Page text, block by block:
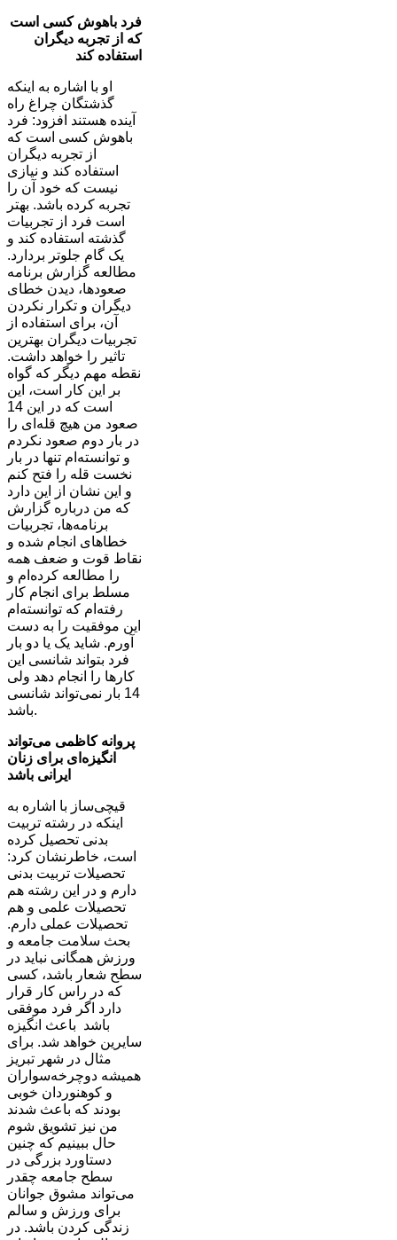
فرد باهوش کسی است
که از تجربه دیگران
استفاده کند
او با اشاره به اینکه
گذشتگان چراغ راه
آینده هستند افزود: فرد
باهوش کسی است که
از تجربه دیگران
استفاده کند و نیازی
نیست که خود آن را
تجربه کرده باشد. بهتر
است فرد از تجربیات
گذشته استفاده کند و
یک گام جلوتر بردارد.
مطالعه گزارش برنامه
صعودها، دیدن خطای
دیگران و تکرار نکردن
آن، برای استفاده از
تجربیات دیگران بهترین
تاثیر را خواهد داشت.
نقطه مهم دیگر که گواه
بر این کار است، این
است که در این 14
صعود من هیچ قله‌ای را
در بار دوم صعود نکردم
و توانسته‌ام تنها در بار
نخست قله را فتح کنم
و این نشان از این دارد
که من درباره گزارش
برنامه‌ها، تجربیات
خطاهای انجام شده و
نقاط قوت و ضعف همه
را مطالعه کرده‌ام و
مسلط برای انجام کار
رفته‌ام که توانسته‌ام
این موفقیت را به دست
آورم. شاید یک یا دو بار
فرد بتواند شانسی این
کارها را انجام دهد ولی
14 بار نمی‌تواند شانسی
باشد.
پروانه کاظمی می‌تواند
انگیزه‌ای برای زنان
ایرانی باشد
قیچی‌ساز با اشاره به
اینکه در رشته تربیت
بدنی تحصیل کرده
است، خاطرنشان کرد:
تحصیلات تربیت بدنی
دارم و در این رشته هم
تحصیلات علمی و هم
تحصیلات عملی دارم.
بحث سلامت جامعه و
ورزش همگانی نباید در
سطح شعار باشد، کسی
که در راس کار قرار
دارد اگر فرد موفقی
باشد باعث انگیزه
سایرین خواهد شد. برای
مثال در شهر تبریز
همیشه دوچرخه‌سواران
و کوهنوردان خوبی
بودند که باعث شدند
من نیز تشویق شوم
حال ببینیم که چنین
دستاورد بزرگی در
سطح جامعه چقدر
می‌تواند مشوق جوانان
برای ورزش و سالم
زندگی کردن باشد. در